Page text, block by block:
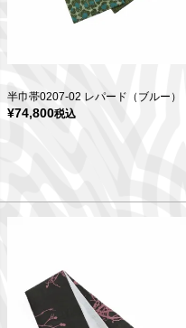
半巾帯0207-02 レパード（ブルー）
¥74,800税込